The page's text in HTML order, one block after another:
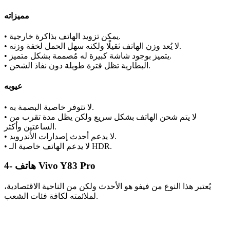
مميزاته
• يمكن تزويد الهاتف بذاكرة خارجية.
• لا يُعد وزن الهاتف ثقيلًا ولكنه سهل الحمل لخفة وزنه.
• يتميز بوجود شاشة كبيرة له مُصممة بشكل متميز.
• البطارية تظل فترة طويلة دون نفاذ الشحن.
عيوبه
• لا تتوفر خاصية البصمة به.
• لا يتم شحن الهاتف بشكل سريع ولكن يظل مدة تقرب من
الساعتين وأكثر.
• لا يدعم أحدث إصدارات الأندرويد.
• لا يدعم الهاتف خاصية الـ HDR.
4- هاتف Vivo Y83 Pro
يُعتبر هذا النوع من فيفو هو الأحدث ولكن من الناحية الاقتصادية،
لملائمته لكافة فئات الشعب.